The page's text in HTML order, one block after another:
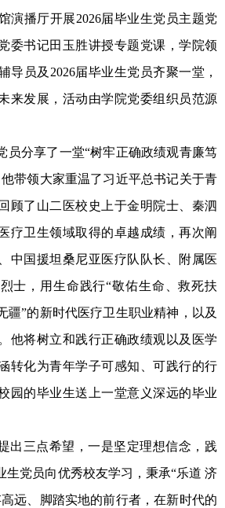
演播厅开展2026届毕业生党员主题党
委书记田玉胜讲授专题党课，学院领
导员及 2026届毕业生党员齐聚一堂，
来发展，活动由学院党委组织员范源
员分享了一堂“树牢正确政绩观青廉笃
带领大家重温了习近平总书记关于青
顾了 山二医校史上于金明院士 、秦泗
疗卫生领域取得的卓越成绩，再次阐
中国援坦桑尼亚医疗队队长、附属医
烈士 ，用生命践行“敬佑生命、救死扶
疆”的新时代医疗卫生职业精神 ，以及
他将树立和践行正确政绩观以及医学
转化为青年学子可感知、可践行的行
园的毕业生送上一堂意义深远的毕业
出三点希望 ，一是坚定理想信念，践
生党员向优秀校友学习，秉承“乐道 济
远、脚踏实地的前行者，在新时代的